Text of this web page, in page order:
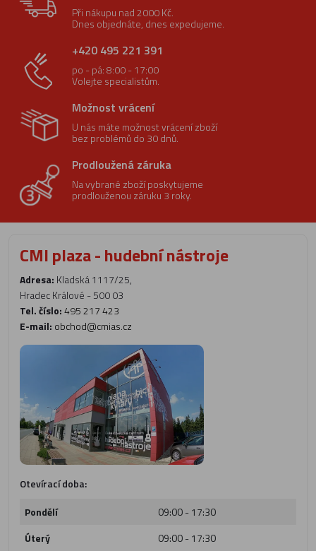
Při nákupu nad 2000 Kč.
Dnes objednáte, dnes expedujeme.
+420 495 221 391
po - pá: 8:00 - 17:00
Volejte specialistům.
Možnost vrácení
U nás máte možnost vrácení zboží
bez problémů do 30 dnů.
Prodloužená záruka
Na vybrané zboží poskytujeme
prodlouženou záruku 3 roky.
CMI plaza - hudební nástroje
Adresa: Kladská 1117/25,
Hradec Králové - 500 03
Tel. číslo:495 217 423
E-mail: obchod@cmias.cz
Otevírací doba:
Pondělí
09:00 - 17:30
Úterý
09:00 - 17:30